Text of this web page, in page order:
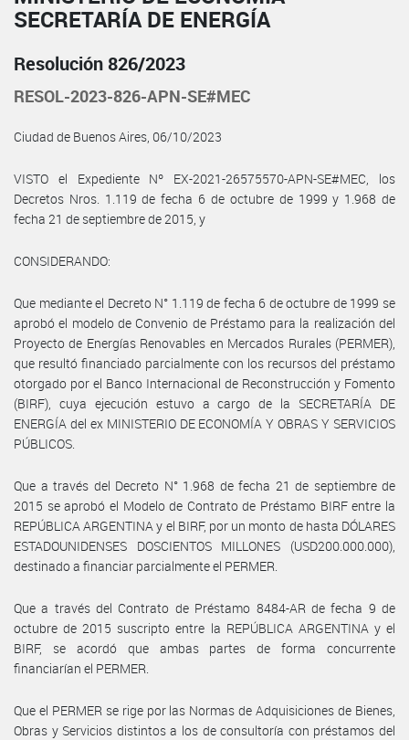
SECRETARÍA DE ENERGÍA
Resolución 826/2023
RESOL-2023-826-APN-SE#MEC
Ciudad de Buenos Aires, 06/10/2023
VISTO el Expediente Nº EX-2021-26575570-APN-SE#MEC, los
Decretos Nros. 1.119 de fecha 6 de octubre de 1999 y 1.968 de
fecha 21 de septiembre de 2015, y
CONSIDERANDO:
Que mediante el Decreto N° 1.119 de fecha 6 de octubre de 1999 se
aprobó el modelo de Convenio de Préstamo para la realización del
Proyecto de Energías Renovables en Mercados Rurales (PERMER),
que resultó financiado parcialmente con los recursos del préstamo
otorgado por el Banco Internacional de Reconstrucción y Fomento
(BIRF), cuya ejecución estuvo a cargo de la SECRETARÍA DE
ENERGÍA del ex MINISTERIO DE ECONOMÍA Y OBRAS Y SERVICIOS
PÚBLICOS.
Que a través del Decreto N° 1.968 de fecha 21 de septiembre de
2015 se aprobó el Modelo de Contrato de Préstamo BIRF entre la
REPÚBLICA ARGENTINA y el BIRF, por un monto de hasta DÓLARES
ESTADOUNIDENSES DOSCIENTOS MILLONES (USD200.000.000),
destinado a financiar parcialmente el PERMER.
Que a través del Contrato de Préstamo 8484-AR de fecha 9 de
octubre de 2015 suscripto entre la REPÚBLICA ARGENTINA y el
BIRF, se acordó que ambas partes de forma concurrente
financiarían el PERMER.
Que el PERMER se rige por las Normas de Adquisiciones de Bienes,
Obras y Servicios distintos a los de consultoría con préstamos del